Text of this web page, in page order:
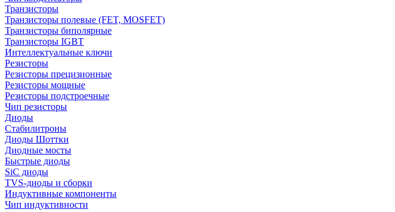
Транзисторы
Транзисторы полевые (FET, MOSFET)
Транзисторы биполярные
Транзисторы IGBT
Интеллектуальные ключи
Резисторы
Резисторы прецизионные
Резисторы мощные
Резисторы подстроечные
Чип резисторы
Диоды
Стабилитроны
Диоды Шоттки
Диодные мосты
Быстрые диоды
SiC диоды
TVS-диоды и сборки
Индуктивные компоненты
Чип индуктивности